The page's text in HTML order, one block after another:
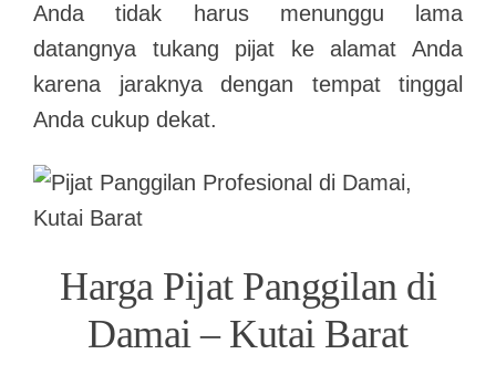
Anda tidak harus menunggu lama
datangnya tukang pijat ke alamat Anda
karena jaraknya dengan tempat tinggal
Anda cukup dekat.
Harga Pijat Panggilan di
Damai – Kutai Barat